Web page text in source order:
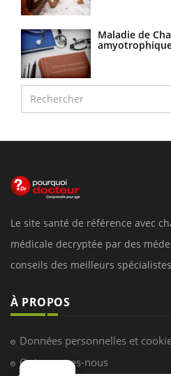
Maladie de
Le site santé de référence avec
médicale decryptée par des
conseils des meilleurs
À PROPOS
Données personnelles et
Qui sommes-nous